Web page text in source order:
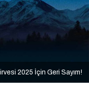
2025 İçin Geri Sayım!